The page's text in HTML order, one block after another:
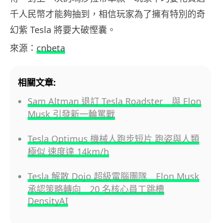
千人民幣才能夠抽到，相信玩家為了擁有特別的奇
幻紫 Tesla 將要大破慳囊。
來源： cnbeta
相關文章:
Sam Altman 退訂 Tesla Roadster 與 Elon
Musk 引發新一輪罵戰
Tesla Optimus 機械人跑步短片 跑姿與人類
極似 速度達 14km/h
Tesla 解散 Dojo 超級電腦團隊 Elon Musk
承認策略轉向 20 名核心員工跳槽
DensityAI